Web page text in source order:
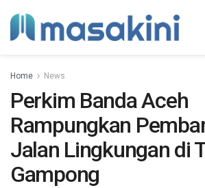
Home News
Perkim Banda Aceh
Rampungkan
Jalan Lingkungan di
Gampong